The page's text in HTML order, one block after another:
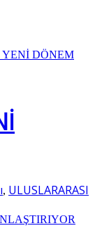
, ULUSLARARASI